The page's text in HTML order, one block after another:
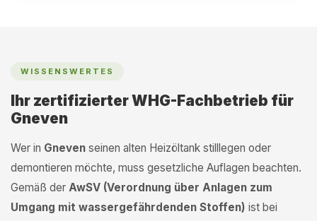
WISSENSWERTES
Ihr zertifizierter WHG-Fachbetrieb für
Gneven
Wer in Gneven seinen alten Heizöltank stilllegen oder
demontieren möchte, muss gesetzliche Auflagen beachten.
Gemäß der AwSV (Verordnung über Anlagen zum
Umgang mit wassergefährdenden Stoffen) ist bei